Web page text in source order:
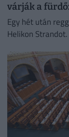
várják a
Egy hét után
Helikon Strandot.